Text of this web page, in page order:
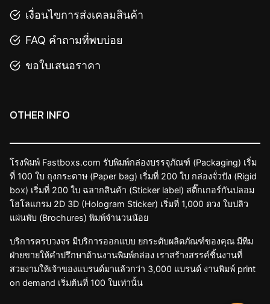
เงื่อนไขการส่งเคลมสินค้า
FAQ คำถามที่พบบ่อย
ขอใบเสนอราคา
OTHER INFO
โรงพิมพ์ Fastboxs.com รับพิมพ์กล่องบรรจุภัณฑ์ (Packaging) เริ่ม
ที่ 100 ใบ ถุงกระดาษ (Paper bag) เริ่มที่ 200 ใบ กล่องจั่วปัง (Rigid
box) เริ่มที่ 200 ใบ ฉลากสินค้า (Sticker label) สติ๊กเกอร์กันปลอม
โฮโลแกรม 2D 3D (Hologram Sticker) เริ่มที่ 1,000 ดวง ใบปลิว
แผ่นพับ (Brochures) พิมพ์จำนวนน้อย
บริการครบวงจร มีบริการออกแบบ ยกระดับผลิตภัณฑ์ของคุณ มีทีม
ฝ่ายขายให้คำปรึกษาด้านงานพิมพ์กล่อง เราสร้างสรรค์ชิ้นงานที่
สวยงามให้เจ้าของแบรนด์มาแล้วกว่า 3,000 แบรนด์ งานพิมพ์ print
on demand เริ่มต้นที่ 100 ใบเท่านั้น